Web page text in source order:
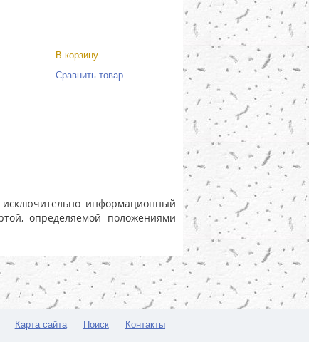
В корзину
Сравнить товар
информационный
определяемой положениями
Карта сайта Поиск Контакты